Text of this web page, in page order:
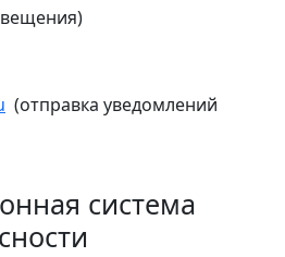
(отправка уведомлений
система